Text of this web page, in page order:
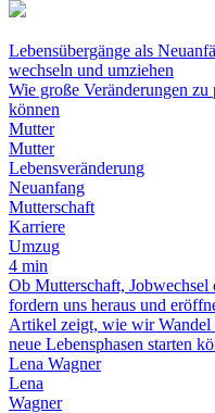
Lebensübergänge als
wechseln und umziehen
Wie große Veränderungen
können
Mutter
Mutter
Lebensveränderung
Neuanfang
Mutterschaft
Karriere
Umzug
4 min
Ob Mutterschaft,
fordern uns heraus und
Artikel zeigt, wie wir Wandel
neue Lebensphasen starten
Lena Wagner
Lena
Wagner